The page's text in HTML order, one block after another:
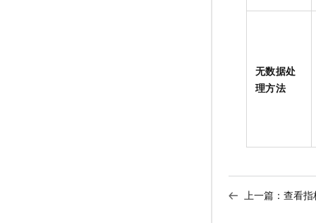
无数据处
理方法
上一篇： 查看